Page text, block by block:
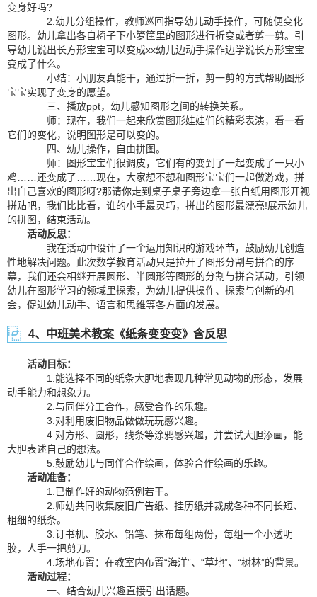
变身好吗?
2.幼儿分组操作，教师巡回指导幼儿动手操作，可随便变化
图形。幼儿拿出各自椅子下小箩筐里的图形进行折变或者剪一剪。引
导幼儿说出长方形宝宝可以变成xx幼儿边动手操作边学说长方形宝宝
变成了什么。
小结：小朋友真能干，通过折一折，剪一剪的方式帮助图形
宝宝实现了变身的愿望。
三、播放ppt，幼儿感知图形之间的转换关系。
师：现在，我们一起来欣赏图形娃娃们的精彩表演，看一看
它们的变化，说明图形是可以变的。
四、幼儿操作，自由拼图。
师：图形宝宝们很调皮，它们有的变到了一起变成了一只小
鸡……还变成了……现在，大家想不想和图形宝宝们一起做游戏，拼
出自己喜欢的图形呀?那请你走到桌子桌子旁边拿一张白纸用图形开视
拼贴吧，我们比比看，谁的小手最灵巧，拼出的图形最漂亮!展示幼儿
的拼图，结束活动。
活动反思：
我在活动中设计了一个运用知识的游戏环节，鼓励幼儿创造
性地解决问题。此次数学教育活动只是拉开了图形分割与拼合的序
幕，我们还会相继开展圆形、半圆形等图形的分割与拼合活动，引领
幼儿在图形学习的领域里探索，为幼儿提供操作、探索与创新的机
会，促进幼儿动手、语言和思维等各方面的发展。
4、中班美术教案《纸条变变变》含反思
活动目标：
1.能选择不同的纸条大胆地表现几种常见动物的形态，发展
动手能力和想象力。
2.与同伴分工合作，感受合作的乐趣。
3.对利用废旧物品做做玩玩感兴趣。
4.对方形、圆形，线条等涂鸦感兴趣，并尝试大胆添画，能
大胆表述自己的想法。
5.鼓励幼儿与同伴合作绘画，体验合作绘画的乐趣。
活动准备：
1.已制作好的动物范例若干。
2.师幼共同收集废旧广告纸、挂历纸并裁成各种不同长短、
粗细的纸条。
3.订书机、胶水、铅笔、抹布每组两份，每组一个小透明
胶，人手一把剪刀。
4.场地布置：在教室内布置“海洋”、“草地”、“树林”的背景。
活动过程：
一、结合幼儿兴趣直接引出话题。